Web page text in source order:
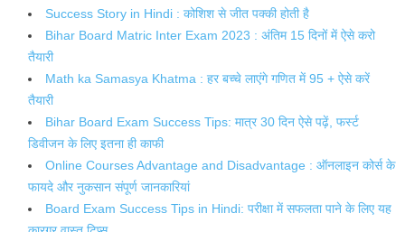
Success Story in Hindi : कोशिश से जीत पक्की होती है
Bihar Board Matric Inter Exam 2023 : अंतिम 15 दिनों में ऐसे करो
तैयारी
Math ka Samasya Khatma : हर बच्चे लाएंगे गणित में 95 + ऐसे करें
तैयारी
Bihar Board Exam Success Tips: मात्र 30 दिन ऐसे पढ़ें, फर्स्ट
डिवीजन के लिए इतना ही काफी
Online Courses Advantage and Disadvantage : ऑनलाइन कोर्स के
फायदे और नुकसान संपूर्ण जानकारियां
Board Exam Success Tips in Hindi: परीक्षा में सफलता पाने के लिए यह